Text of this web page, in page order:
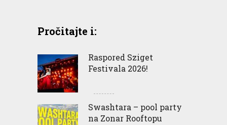
Pročitajte i:
Raspored Sziget
Festivala 2026!
Swashtara – pool party
na Zonar Rooftopu